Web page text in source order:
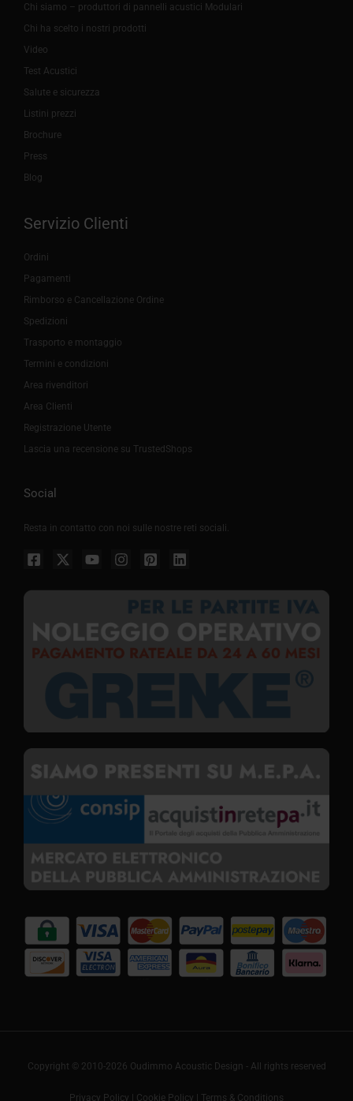
Chi siamo – produttori di pannelli acustici Modulari
Chi ha scelto i nostri prodotti
Video
Test Acustici
Salute e sicurezza
Listini prezzi
Brochure
Press
Blog
Servizio Clienti
Ordini
Pagamenti
Rimborso e Cancellazione Ordine
Spedizioni
Trasporto e montaggio
Termini e condizioni
Area rivenditori
Area Clienti
Registrazione Utente
Lascia una recensione su TrustedShops
Social
Resta in contatto con noi sulle nostre reti sociali.
Copyright © 2010-2026 Oudimmo Acoustic Design - All rights reserved
Privacy Policy Cookie Policy Terms & Conditions